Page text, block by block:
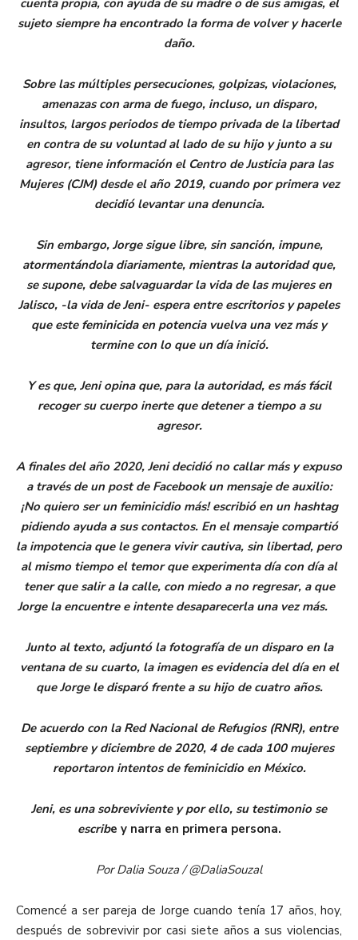
cuenta propia, con ayuda de su madre o de sus amigas, el
sujeto siempre ha encontrado la forma de volver y hacerle
daño.
Sobre las múltiples persecuciones, golpizas, violaciones,
amenazas con arma de fuego, incluso, un disparo,
insultos, largos periodos de tiempo privada de la libertad
en contra de su voluntad al lado de su hijo y junto a su
agresor, tiene información el Centro de Justicia para las
Mujeres (CJM) desde el año 2019, cuando por primera vez
decidió levantar una denuncia.
Sin embargo, Jorge sigue libre, sin sanción, impune,
atormentándola diariamente, mientras la autoridad que,
se supone, debe salvaguardar la vida de las mujeres en
Jalisco, -la vida de Jeni- espera entre escritorios y papeles
que este feminicida en potencia vuelva una vez más y
termine con lo que un día inició.
Y es que, Jeni opina que, para la autoridad, es más fácil
recoger su cuerpo inerte que detener a tiempo a su
agresor.
A finales del año 2020, Jeni decidió no callar más y expuso
a través de un post de Facebook un mensaje de auxilio:
¡No quiero ser un feminicidio más! escribió en un hashtag
pidiendo ayuda a sus contactos. En el mensaje compartió
la impotencia que le genera vivir cautiva, sin libertad, pero
al mismo tiempo el temor que experimenta día con día al
tener que salir a la calle, con miedo a no regresar, a que
Jorge la encuentre e intente desaparecerla una vez más.
Junto al texto, adjuntó la fotografía de un disparo en la
ventana de su cuarto, la imagen es evidencia del día en el
que Jorge le disparó frente a su hijo de cuatro años.
De acuerdo con la Red Nacional de Refugios (RNR), entre
septiembre y diciembre de 2020, 4 de cada 100 mujeres
reportaron intentos de feminicidio en México.
Jeni, es una sobreviviente y por ello, su testimonio se
escribe y narra en primera persona.
Por Dalia Souza / @DaliaSouzal
Comencé a ser pareja de Jorge cuando tenía 17 años, hoy,
después de sobrevivir por casi siete años a sus violencias,